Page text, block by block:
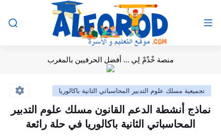
منصة خْدْمْ لِي ... أفضل الحرفيين بالمغرب
تجميعية مسلك علوم التدبير المحاسباتي الثانية باكالوريا
نماذج أنشطة الدعم القانون مسلك علوم التدبير
المحاسباتي الثانية باكالوريا في حلة رائعة